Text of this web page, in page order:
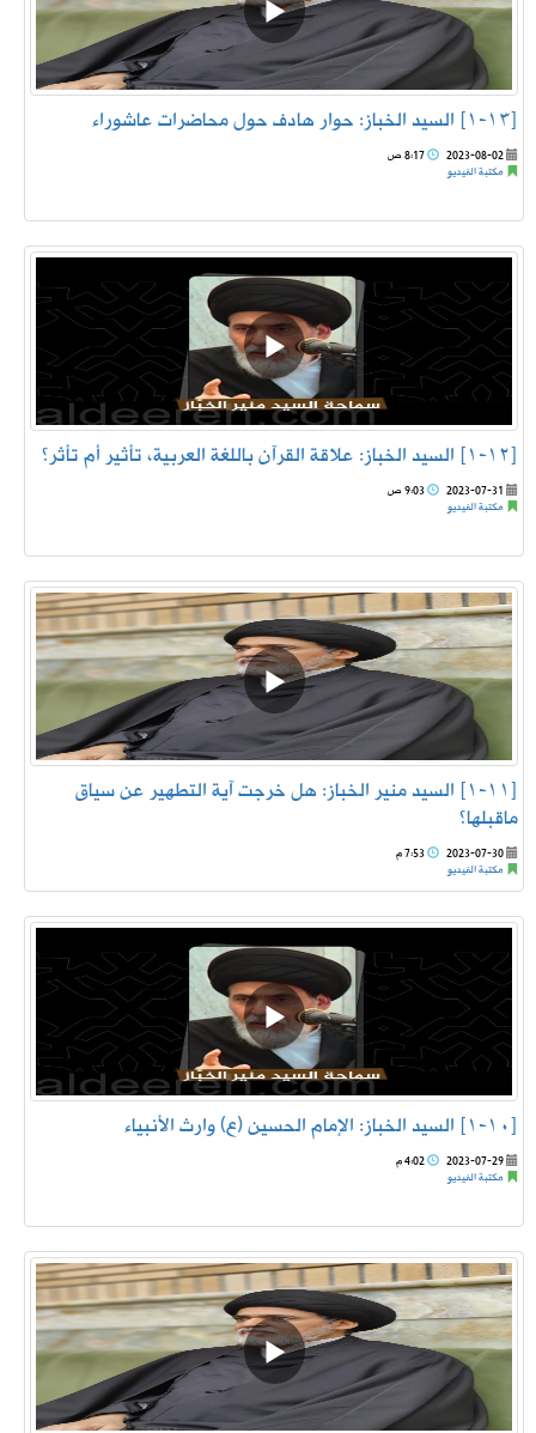
[١٣-١] السيد الخباز: حوار هادف حول محاضرات عاشوراء
2023-08-02
مكتبة الفيديو
[١٢-١] السيد الخباز: علاقة القرآن باللغة العربية، تأثير أم تأثر؟
2023-07-31
مكتبة الفيديو
[١١-١] السيد منير الخباز: هل خرجت آية التطهير عن سياق
ماقبلها؟
2023-07-30
مكتبة الفيديو
[١٠-١] السيد الخباز: الإمام الحسين (ع) وارث الأنبياء
2023-07-29
مكتبة الفيديو